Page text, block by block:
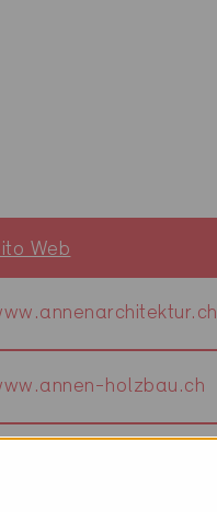
Web
holzbau.ch